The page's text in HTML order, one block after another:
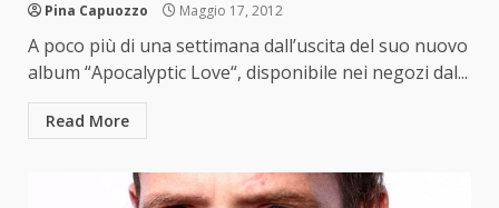
Pina Capuozzo Maggio 17, 2012
A poco più di una settimana dall’uscita del suo nuovo
album “Apocalyptic Love“, disponibile nei negozi dal...
Read More